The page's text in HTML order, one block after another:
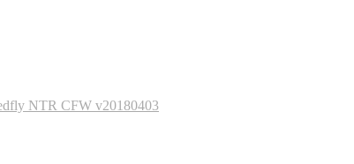
NTR CFW v20180403